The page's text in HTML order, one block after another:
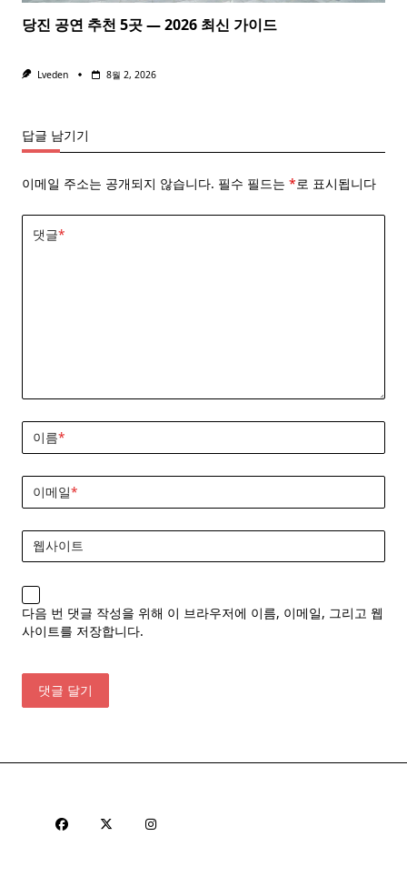
당진 공연 추천 5곳 — 2026 최신 가이드
Lveden 8월 2, 2026
답글 남기기
이메일 주소는 공개되지 않습니다. 필수 필드는 *로 표시됩니다
댓글*
이름*
이메일*
웹사이트
다음 번 댓글 작성을 위해 이 브라우저에 이름, 이메일, 그리고 웹
사이트를 저장합니다.